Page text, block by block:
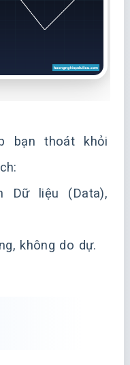
bạn thoát khỏi
Dữ liệu (Data),
không do dự.